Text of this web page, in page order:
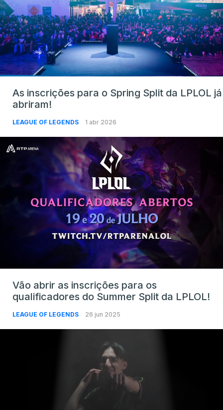
As inscrições para o Spring Split da LPLOL já
abriram!
LEAGUE OF LEGENDS 1 abr 2026
Vão abrir as inscrições para os
qualificadores do Summer Split da LPLOL!
LEAGUE OF LEGENDS 26 jun 2025